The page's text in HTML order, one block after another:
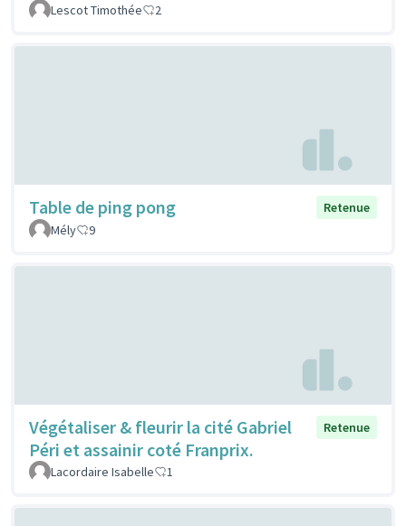
Lescot Timothée 2
Table de ping pong
Retenue
Mély
9
Végétaliser & fleurir la cité Gabriel
Péri et assainir coté Franprix.
Retenue
Lacordaire Isabelle 1